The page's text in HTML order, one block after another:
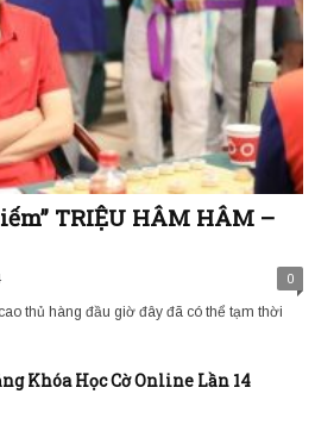
TRIỆU HÂM HÂM –
0
thủ hàng đầu giờ đây đã có thể tạm thời
Khóa Học Cờ Online Lần 14